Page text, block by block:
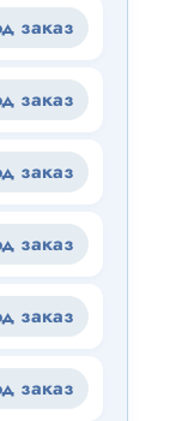
заказ
заказ
заказ
заказ
заказ
заказ